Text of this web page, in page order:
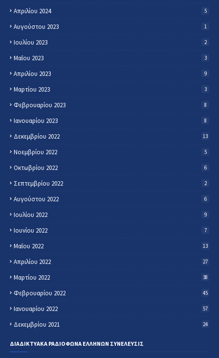
Απριλίου 2024 5
Αυγούστου 2023 1
Ιουλίου 2023 2
Μαΐου 2023 3
Απριλίου 2023 9
Μαρτίου 2023 3
Φεβρουαρίου 2023 8
Ιανουαρίου 2023 8
Δεκεμβρίου 2022 13
Νοεμβρίου 2022 5
Οκτωβρίου 2022 6
Σεπτεμβρίου 2022 2
Αυγούστου 2022 6
Ιουλίου 2022 9
Ιουνίου 2022 7
Μαΐου 2022 13
Απριλίου 2022 27
Μαρτίου 2022 38
Φεβρουαρίου 2022 45
Ιανουαρίου 2022 57
Δεκεμβρίου 2021 24
ΔΙΑΔΙΚΤΥΑΚΑ ΡΑΔΙΟΦΩΝΑ ΕΛΛΗΝΩΝ ΣΥΝΕΛΕΥΣΙΣ